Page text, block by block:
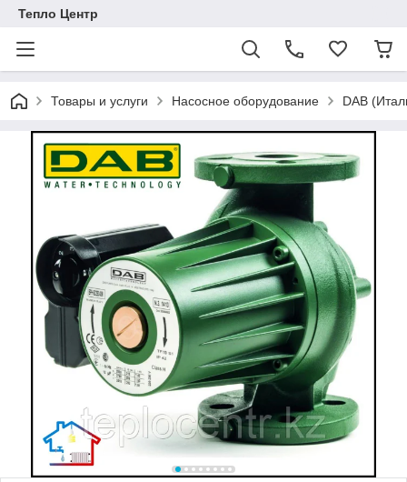
Тепло Центр
Товары и услуги Насосное оборудование DAB